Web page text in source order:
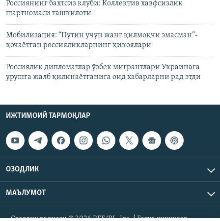
Россиянинг бахтсиз клуби: Коллектив хавфсизлик
шартномаси ташкилоти
Мобилизация: “Путин учун жанг қилмоқчи эмасман”-
қочаётган россияликларнинг ҳикоялари
Россиялик дипломатлар ўзбек мигрантлари Украинага
урушга жалб қилинаётганига оид хабарларни рад этди
ИЖТИМОИЙ ТАРМОҚЛАР
ОЗОДЛИК
МАЪЛУМОТ
Озодлик радиоси © 2026 RFE/RL, Inc. | Барча ҳуқуқлар